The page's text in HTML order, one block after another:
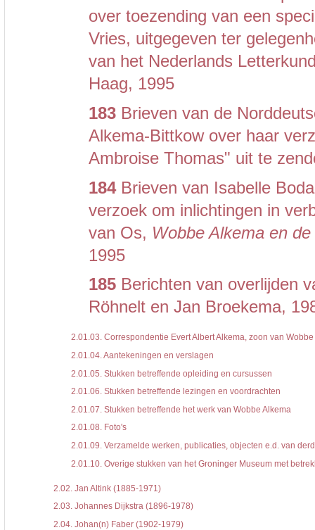
over toezending van een
Vries, uitgegeven ter
van het Nederlands
Haag, 1995
183Brieven van de
Alkema-Bittkow over haar
Ambroise Thomas" uit te
184Brieven van Isabelle
verzoek om inlichtingen in
van Os, Wobbe Alkema en
1995
185Berichten van overlijden
Röhnelt en Jan Broekema,
2.01.03.Correspondentie Evert Albert Alkema, zoon van
2.01.04.Aantekeningen en verslagen
2.01.05. Stukken betreffende opleiding en cursussen
2.01.06.Stukken betreffende lezingen en voordrachten
2.01.07. Stukken betreffende het werk van Wobbe Alkema
2.01.08.Foto's
2.01.09.Verzamelde werken, publicaties, objecten e.d. van
2.01.10. Overige stukken van het Groninger Museum met
2.02. Jan Altink (1885-1971)
2.03.Johannes Dijkstra (1896-1978)
2.04.Johan(n) Faber (1902-1979)